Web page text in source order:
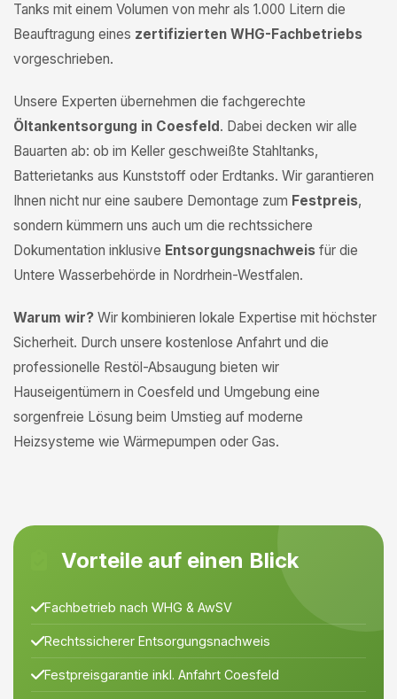
Tanks mit einem Volumen von mehr als 1.000 Litern die
Beauftragung eines zertifizierten WHG-Fachbetriebs
vorgeschrieben.
Unsere Experten übernehmen die fachgerechte
Öltankentsorgung in Coesfeld. Dabei decken wir alle
Bauarten ab: ob im Keller geschweißte Stahltanks,
Batterietanks aus Kunststoff oder Erdtanks. Wir garantieren
Ihnen nicht nur eine saubere Demontage zum Festpreis,
sondern kümmern uns auch um die rechtssichere
Dokumentation inklusive Entsorgungsnachweis für die
Untere Wasserbehörde in Nordrhein-Westfalen.
Warum wir? Wir kombinieren lokale Expertise mit höchster
Sicherheit. Durch unsere kostenlose Anfahrt und die
professionelle Restöl-Absaugung bieten wir
Hauseigentümern in Coesfeld und Umgebung eine
sorgenfreie Lösung beim Umstieg auf moderne
Heizsysteme wie Wärmepumpen oder Gas.
Vorteile auf einen Blick
Fachbetrieb nach WHG & AwSV
Rechtssicherer Entsorgungsnachweis
Festpreisgarantie inkl. Anfahrt Coesfeld